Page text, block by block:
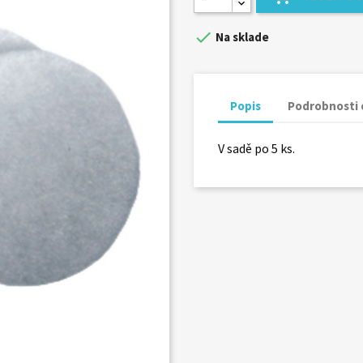
 Na sklade
Popis Podrobnosti
V sadě po 5 ks.